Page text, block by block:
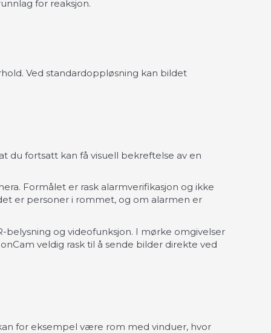
for reaksjon.
Ved standardoppløsning kan bildet
du fortsatt kan få visuell bekreftelse av en
Formålet er rask alarmverifikasjon og ikke
er personer i rommet, og om alarmen er
og videofunksjon. I mørke omgivelser
veldig rask til å sende bilder direkte ved
for eksempel være rom med vinduer, hvor